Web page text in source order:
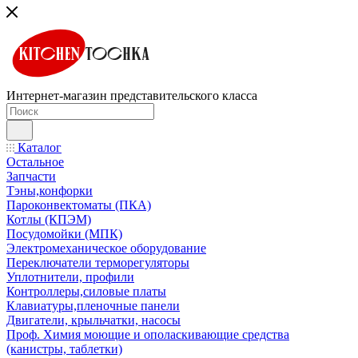
Интернет-магазин представительского класса
Каталог
Остальное
Запчасти
Тэны,конфорки
Пароконвектоматы (ПКА)
Котлы (КПЭМ)
Посудомойки (МПК)
Электромеханическое оборудование
Переключатели терморегуляторы
Уплотнители, профили
Контроллеры,силовые платы
Клавиатуры,пленочные панели
Двигатели, крыльчатки, насосы
Проф. Химия моющие и ополаскивающие средства
(канистры, таблетки)